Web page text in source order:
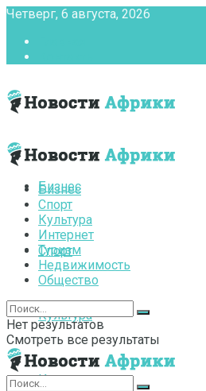
Четверг, 6 августа, 2026
Бизнес
Спорт
Культура
Интернет
Бизнес
Спорт
Культура
Интернет
Туризм
Недвижимость
Общество
Нет результатов
Смотреть все результаты